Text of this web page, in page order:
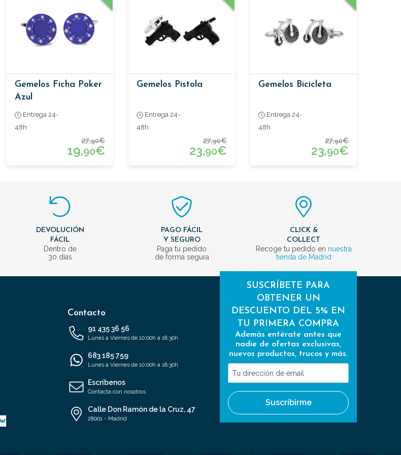
Gemelos Ficha Poker
Azul
Entrega 24-
48h
27,90€
19,90€
Gemelos Pistola
Entrega 24-
48h
27,90€
23,90€
Gemelos Bicicleta
Entrega 24-
48h
27,90€
23,90€
DEVOLUCIÓN
FÁCIL
Dentro de
30 días
PAGO FÁCIL
Y SEGURO
Paga tu pedido
de forma segura
CLICK &
COLLECT
Recoge tu pedido en nuestra
tienda de Madrid
Contacto
91 435 36 56
Lunes a Viernes de 10:00h a 18:30h
683 185 759
Lunes a Viernes de 10:00h a 18:30h
Escríbenos
Contacta con nosotros
Calle Don Ramón de la Cruz, 47
28001 - Madrid
SUSCRÍBETE PARA
OBTENER UN
DESCUENTO DEL 5% EN
TU PRIMERA COMPRA
Además entérate antes que
nadie de ofertas exclusivas,
nuevos productos, trucos y más.
Tu
dirección
de
email
Suscribirme